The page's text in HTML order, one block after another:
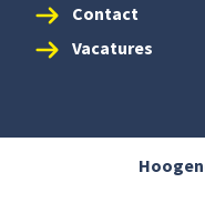
Contact
Vacatures